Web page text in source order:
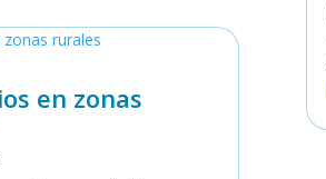
en zonas